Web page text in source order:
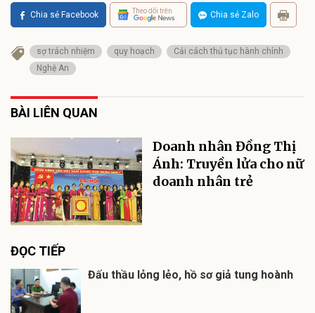
Chia sẻ Facebook Theo dõi trên Chia sẻ Zalo
sợ trách nhiệm quy hoạch
Cải cách thủ tục hành chính
Nghệ An
BÀI LIÊN QUAN
Doanh nhân Đồng Thị
Ánh: Truyền lửa cho nữ
doanh nhân trẻ
ĐỌC TIẾP
Đấu thầu lỏng lẻo, hồ sơ giả tung hoành